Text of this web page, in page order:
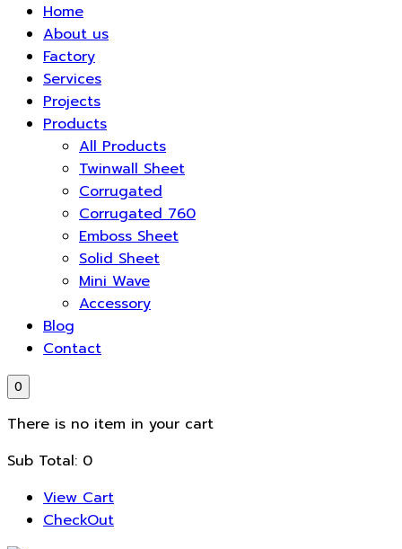
Home
About us
Factory
Services
Projects
Products
All Products
Twinwall Sheet
Corrugated
Corrugated 760
Emboss Sheet
Solid Sheet
Mini Wave
Accessory
Blog
Contact
0
There is no item in your cart
Sub Total: 0
View Cart
CheckOut